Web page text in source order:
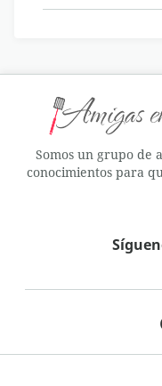
Somos un grupo de
conocimientos para